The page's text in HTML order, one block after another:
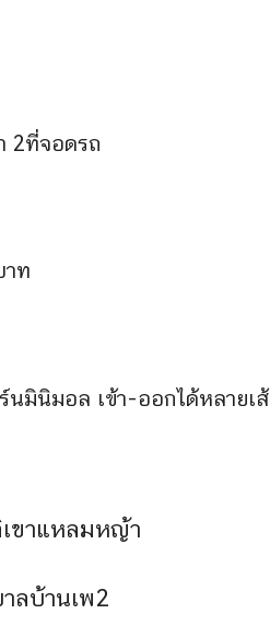
2ที่จอดรถ
าท
นมินิมอล เข้า-ออกได้หลายเ
ขาแหลมหญ้า
ลบ้านเพ2